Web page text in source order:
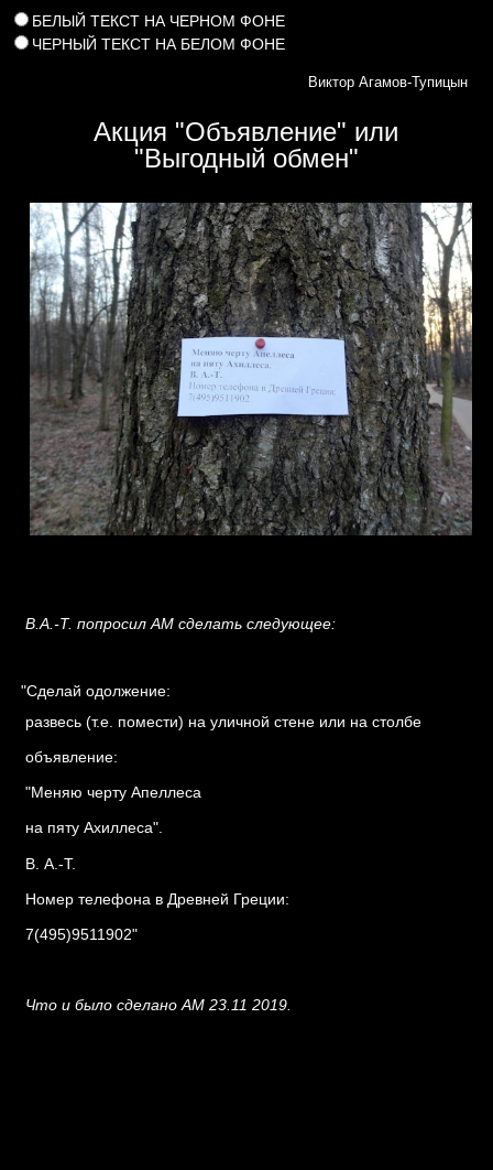
БЕЛЫЙ ТЕКСТ НА ЧЕРНОМ ФОНЕ
ЧЕРНЫЙ ТЕКСТ НА БЕЛОМ ФОНЕ
Виктор Агамов-Тупицын
Акция "Объявление" или
"Выгодный обмен"
В.А.-Т. попросил АМ сделать следующее:
"Сделай одолжение:
развесь (т.е. помести) на уличной стене или на столбе
объявление:
"Меняю черту Апеллеса
на пяту Ахиллеса".
В. А.-Т.
Номер телефона в Древней Греции:
7(495)9511902"
Что и было сделано АМ 23.11 2019.